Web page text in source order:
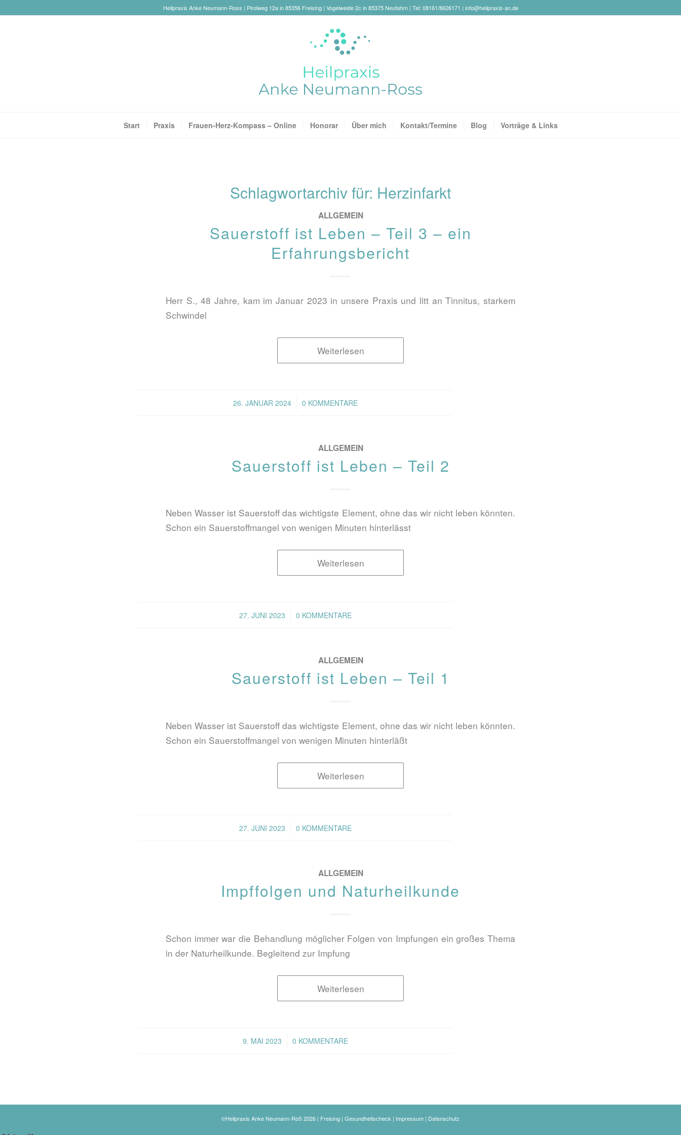
Heilpraxis Anke Neumann-Ross | Pirolweg 12a in 85356 Freising | Vogelweide 2c in 85375 Neufahrn | Tel: 08161/8626171 | info@heilpraxis-an.de
Start Praxis Frauen-Herz-Kompass – Online Honorar Über mich Kontakt/Termine Blog Vorträge & Links
Schlagwortarchiv für: Herzinfarkt
ALLGEMEIN
Sauerstoff ist Leben – Teil 3 – ein
Erfahrungsbericht
Herr S., 48 Jahre, kam im Januar 2023 in unsere Praxis und litt an Tinnitus, starkem
Schwindel
Weiterlesen
26. JANUAR 2024
/ 0 KOMMENTARE
ALLGEMEIN
Sauerstoff ist Leben – Teil 2
Neben Wasser ist Sauerstoff das wichtigste Element, ohne das wir nicht leben könnten.
Schon ein Sauerstoffmangel von wenigen Minuten hinterlässt
Weiterlesen
27. JUNI 2023
/ 0 KOMMENTARE
ALLGEMEIN
Sauerstoff ist Leben – Teil 1
Neben Wasser ist Sauerstoff das wichtigste Element, ohne das wir nicht leben könnten.
Schon ein Sauerstoffmangel von wenigen Minuten hinterläßt
Weiterlesen
27. JUNI 2023
/ 0 KOMMENTARE
ALLGEMEIN
Impffolgen und Naturheilkunde
Schon immer war die Behandlung möglicher Folgen von Impfungen ein großes Thema
in der Naturheilkunde. Begleitend zur Impfung
Weiterlesen
9. MAI 2023
/ 0 KOMMENTARE
©Heilpraxis Anke Neumann-Roß 2026 | Freising | Gesundheitscheck | Impressum | Datenschutz